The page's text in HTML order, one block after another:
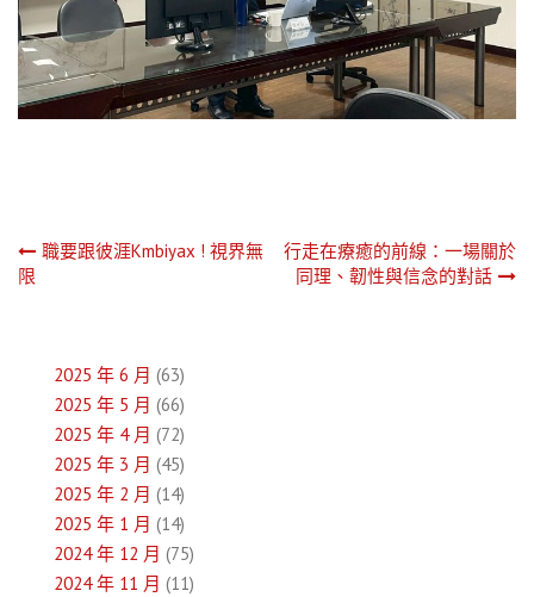
文
覽
職要跟彼涯Kmbiyax ! 視界無
限
行走在療癒的前線：一場關於
同理、韌性與信念的對話
2025 年 6 月 (63)
2025 年 5 月 (66)
2025 年 4 月 (72)
2025 年 3 月 (45)
2025 年 2 月 (14)
2025 年 1 月 (14)
2024 年 12 月 (75)
2024 年 11 月 (11)